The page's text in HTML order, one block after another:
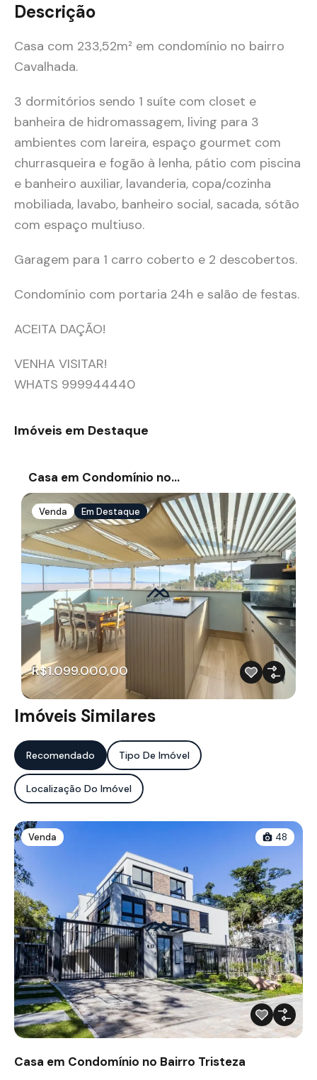
Descrição
Casa com 233,52m² em condomínio no bairro
Cavalhada.
3 dormitórios sendo 1 suíte com closet e
banheira de hidromassagem, living para 3
ambientes com lareira, espaço gourmet com
churrasqueira e fogão à lenha, pátio com piscina
e banheiro auxiliar, lavanderia, copa/cozinha
mobiliada, lavabo, banheiro social, sacada, sótão
com espaço multiuso.
Garagem para 1 carro coberto e 2 descobertos.
Condomínio com portaria 24h e salão de festas.
ACEITA DAÇÃO!
VENHA VISITAR!
WHATS 999944440
Imóveis em Destaque
Casa em Condomínio no…
Venda Em Destaque
R$1.099.000,00
Imóveis Similares
Recomendado Tipo De Imóvel
Localização Do Imóvel
Venda 48
Casa em Condomínio no Bairro Tristeza